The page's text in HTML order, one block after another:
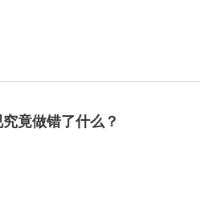
竟做错了什么？